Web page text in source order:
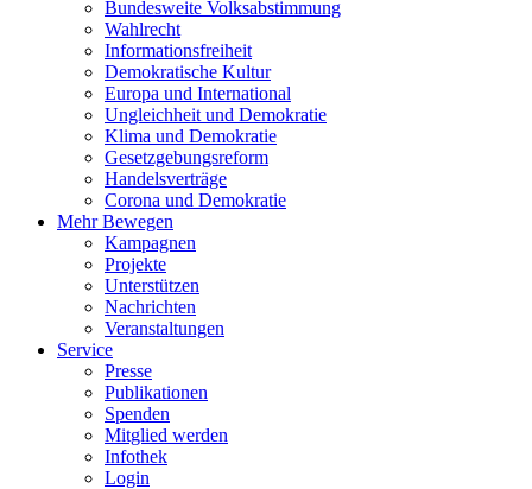
Bundesweite Volksabstimmung
Wahlrecht
Informationsfreiheit
Demokratische Kultur
Europa und International
Ungleichheit und Demokratie
Klima und Demokratie
Gesetzgebungsreform
Handelsverträge
Corona und Demokratie
Mehr Bewegen
Kampagnen
Projekte
Unterstützen
Nachrichten
Veranstaltungen
Service
Presse
Publikationen
Spenden
Mitglied werden
Infothek
Login